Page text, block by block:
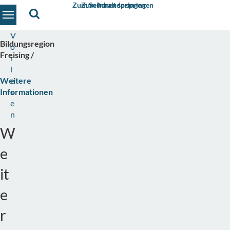
Zum Inhalt springen
Zum Seitenende springen
Toggle navigation
Bildungsregion
Freising
Weitere
Informationen
V
o
r
l
e
s
e
n
W
e
it
e
r